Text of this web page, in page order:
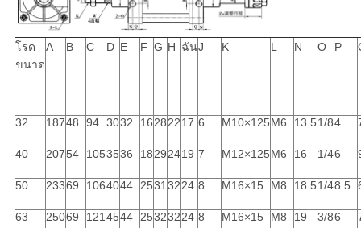
โรด
ขนาด
A B C D E F G H ฉันJ K L N O P
32 18748 94 3032 16282217 6 M10×125M6 13.51/84
40 20754 1053536 18292419 7 M12×125M6 16 1/46
50 23369 1064044 2531 3224 8 M16×15 M8 18.51/48.5
63 25069 121 4544 25323224 8 M16×15 M8 19 3/86